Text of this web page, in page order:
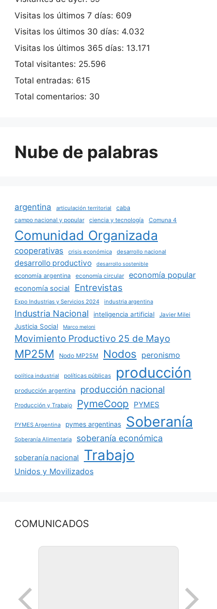
Visitas los últimos 7 días: 609
Visitas los últimos 30 días: 4.032
Visitas los últimos 365 días: 13.171
Total visitantes: 25.596
Total entradas: 615
Total comentarios: 30
Nube de palabras
argentina articulación territorial
caba
campo nacional y popular
ciencia y tecnología Comuna 4
Comunidad Organizada
cooperativas crisis económica desarrollo nacional
desarrollo productivo desarrollo sostenible
economía argentina economía circular economía popular
economía social Entrevistas
Expo Industrias y Servicios 2024 industria argentina
Industria Nacional inteligencia artificial Javier Milei
Justicia Social Marco meloni
Movimiento Productivo 25 de Mayo
MP25M Nodo MP25M Nodos peronismo
política industrial políticas públicas producción
producción argentina producción nacional
Producción y Trabajo PymeCoop PYMES
PYMES Argentina pymes argentinas Soberanía
Soberanía Alimentaria soberanía económica
soberanía nacional Trabajo
Unidos y Movilizados
COMUNICADOS